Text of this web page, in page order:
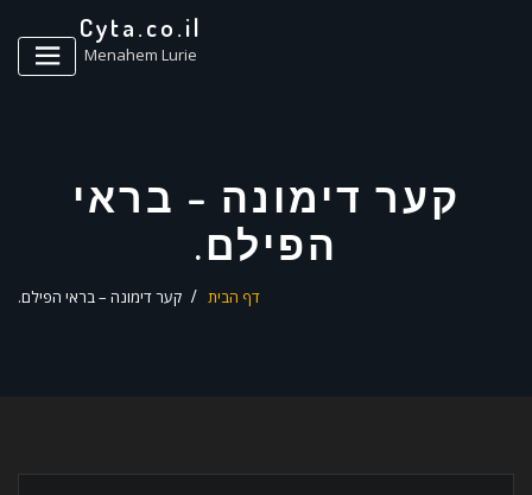
Cyta.co.il
Menahem Lurie
קער דימונה – בראי
הפילם.
דף הבית קער דימונה – בראי הפילם.